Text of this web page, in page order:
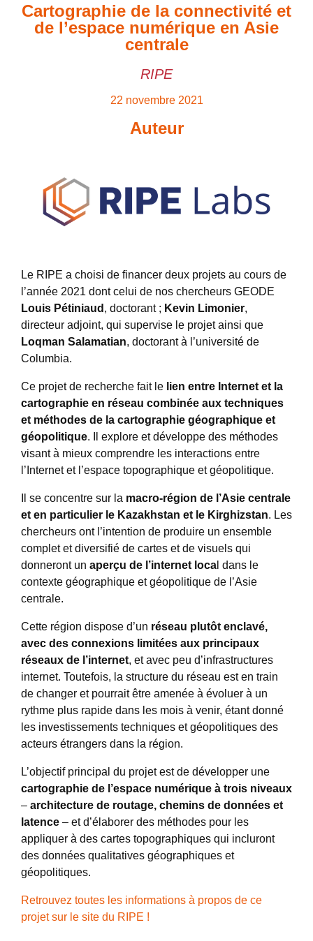
Cartographie de la connectivité et
de l’espace numérique en Asie
centrale
RIPE
22 novembre 2021
Auteur
Le RIPE a choisi de financer deux projets au cours de
l’année 2021 dont celui de nos chercheurs GEODE
Louis Pétiniaud , doctorant ; Kevin Limonier,
directeur adjoint, qui supervise le projet ainsi que
Loqman Salamatian, doctorant à l’université de
Columbia.
Ce projet de recherche fait le lien entre Internet et la
cartographie en réseau combinée aux techniques
et méthodes de la cartographie géographique et
géopolitique. Il explore et développe des méthodes
visant à mieux comprendre les interactions entre
l’Internet et l’espace topographique et géopolitique.
Il se concentre sur la macro-région de l’Asie centrale
et en particulier le Kazakhstan et le Kirghizstan. Les
chercheurs ont l’intention de produire un ensemble
complet et diversifié de cartes et de visuels qui
donneront un aperçu de l’internet loca l dans le
contexte géographique et géopolitique de l’Asie
centrale.
Cette région dispose d’un réseau plutôt enclavé,
avec des connexions limitées aux principaux
réseaux de l’internet, et avec peu d’infrastructures
internet. Toutefois, la structure du réseau est en train
de changer et pourrait être amenée à évoluer à un
rythme plus rapide dans les mois à venir, étant donné
les investissements techniques et géopolitiques des
acteurs étrangers dans la région.
L’objectif principal du projet est de développer une
cartographie de l’espace numérique à trois niveaux
– architecture de routage, chemins de données et
latence – et d’élaborer des méthodes pour les
appliquer à des cartes topographiques qui incluront
des données qualitatives géographiques et
géopolitiques.
Retrouvez toutes les informations à propos de ce
projet sur le site du RIPE !